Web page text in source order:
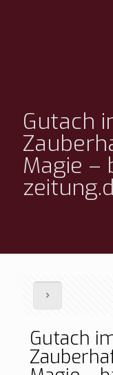
Gutach
Magie –
Gutach